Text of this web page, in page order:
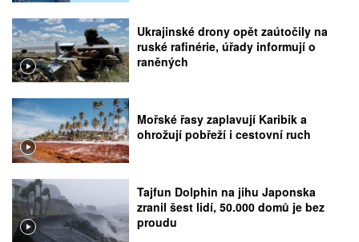
Ukrajinské drony opět zaútočily na
ruské rafinérie, úřady informují o
raněných
Mořské řasy zaplavují Karibik a
ohrožují pobřeží i cestovní ruch
Tajfun Dolphin na jihu Japonska
zranil šest lidí, 50.000 domů je bez
proudu